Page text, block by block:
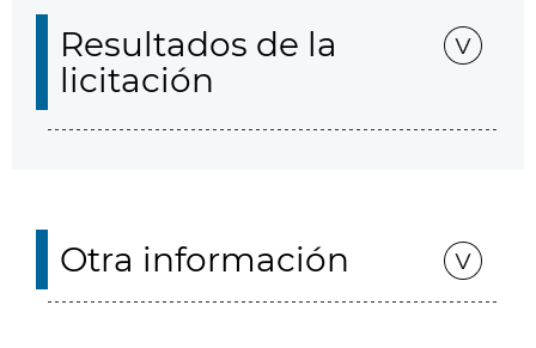
Resultados de la
licitación
Otra información